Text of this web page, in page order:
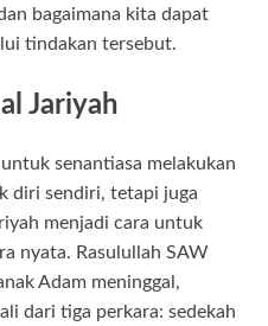
bagaimana kita dapat
tindakan tersebut.
Jariyah
senantiasa melakukan
diri sendiri, tetapi juga
menjadi cara untuk
nyata. Rasulullah SAW
Adam meninggal,
dari tiga perkara: sedekah